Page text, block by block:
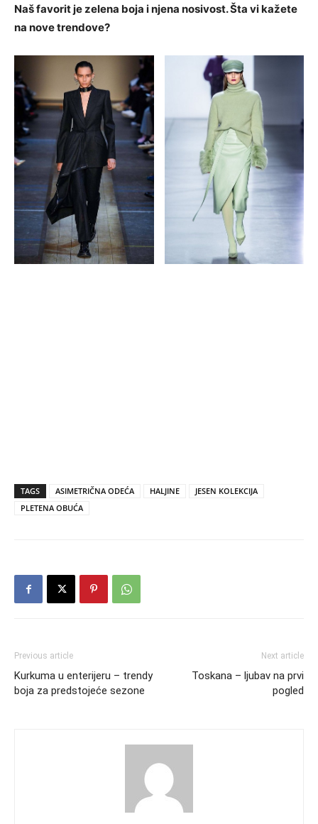
Naš favorit je zelena boja i njena nosivost. Šta vi kažete
na nove trendove?
TAGS ASIMETRIČNA ODEĆA HALJINE
JESEN KOLEKCIJA
PLETENA OBUĆA
Previous article
Kurkuma u enterijeru – trendy
boja za predstojeće sezone
Next article
Toskana – ljubav na prvi
pogled